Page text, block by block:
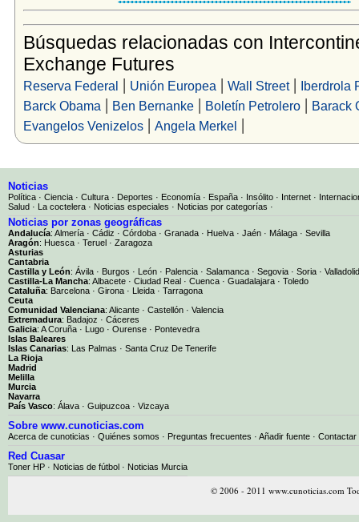
Búsquedas relacionadas con
Exchange Futures
Reserva Federal | Unión Europea | Wall Street| Iberdrola
Barck Obama | Ben Bernanke| Boletín Petrolero| Barack
Evangelos Venizelos| Angela Merkel |
Noticias
Política · Ciencia · Cultura · Deportes · Economía · España · Insólito · Internet ·
Salud · La coctelera · Noticias especiales · Noticias por categorías ·
Noticias por zonas geográficas
Andalucía: Almería · Cádiz · Córdoba · Granada · Huelva · Jaén · Málaga · Sevilla
Aragón: Huesca · Teruel · Zaragoza
Asturias
Cantabria
Castilla y León: Ávila · Burgos · León · Palencia · Salamanca · Segovia · Soria · Valladolid
Castilla-La Mancha: Albacete · Ciudad Real · Cuenca · Guadalajara · Toledo
Cataluña: Barcelona · Girona · Lleida · Tarragona
Ceuta
Comunidad Valenciana: Alicante · Castellón · Valencia
Extremadura: Badajoz · Cáceres
Galicia: A Coruña · Lugo · Ourense · Pontevedra
Islas Baleares
Islas Canarias: Las Palmas · Santa Cruz De Tenerife
La Rioja
Madrid
Melilla
Murcia
Navarra
País Vasco: Álava · Guipuzcoa · Vizcaya
Sobre www.cunoticias.com
Acerca de cunoticias · Quiénes somos · Preguntas frecuentes · Añadir fuente · Contactar
Red Cuasar
Toner HP · Noticias de fútbol · Noticias Murcia
© 2006 - 2011 www.cunoticias.com